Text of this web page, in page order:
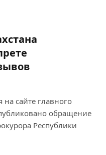
на сайте главного
обращение
Республики